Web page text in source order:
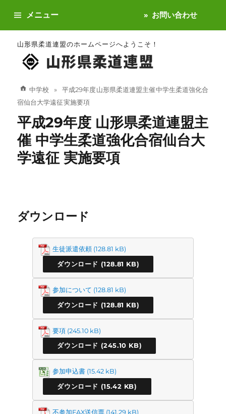
山形県柔道連盟のホームページへようこそ！
メニュー お問い合わせ
中学校
平成29年度 山形県柔道連盟主催 中学生柔道強化合
宿仙台大学遠征 実施要項
平成29年度 山形県柔道連盟主
催 中学生柔道強化合宿仙台大
学遠征 実施要項
ダウンロード
生徒派遣依頼
ダウンロード
参加について
ダウンロード
要項
ダウンロード
参加申込書
ダウンロード
不参加FAX送信票